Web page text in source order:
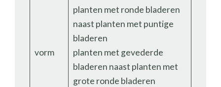
vorm
planten met ronde bladeren
naast planten met puntige
bladeren
planten met gevederde
bladeren naast planten met
grote ronde bladeren